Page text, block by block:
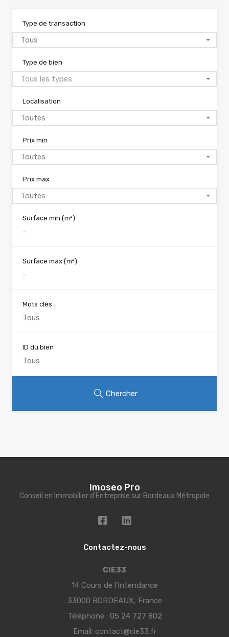
Type de transaction
Tous
Type de bien
Tous les types
Localisation
Toutes
Prix min
Toutes
Prix max
Toutes
Surface min (m²)
Surface max (m²)
Mots clés
ID du bien
Chercher
Imoseo Pro
Conseil en Immobilier d'Entreprise sur Bordeaux Métropole
Contactez-nous
CIE33
14 Cours de l’Intendance
33000 BORDEAUX, France
Téléphone : 05 24 727 802
Email: contact@cie33.fr